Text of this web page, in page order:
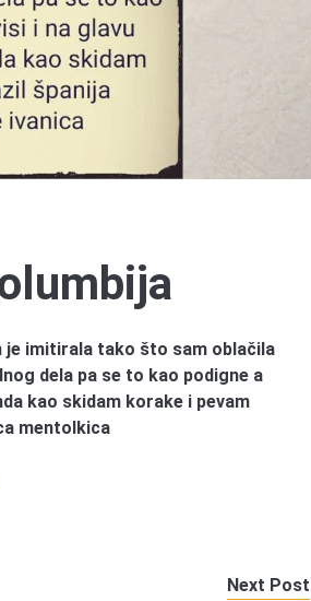
je imitirala tako što sam oblačila
dela pa se to kao podigne a
kao skidam korake i pevam
mentolkica
Next Post